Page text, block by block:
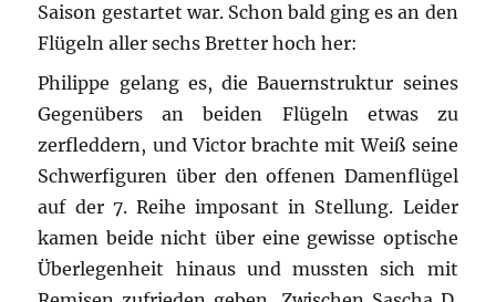
Saison gestartet war. Schon bald ging es an den
Flügeln aller sechs Bretter hoch her:
Philippe gelang es, die Bauernstruktur seines
Gegenübers an beiden Flügeln etwas zu
zerfleddern, und Victor brachte mit Weiß seine
Schwerfiguren über den offenen Damenflügel
auf der 7. Reihe imposant in Stellung. Leider
kamen beide nicht über eine gewisse optische
Überlegenheit hinaus und mussten sich mit